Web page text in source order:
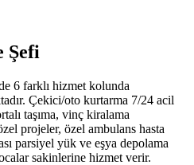
Şefi
6 farklı hizmet kolunda
Çekici/oto kurtarma 7/24 acil
taşıma, vinç kiralama
projeler, özel ambulans hasta
parsiyel yük ve eşya depolama
sakinlerine hizmet verir.